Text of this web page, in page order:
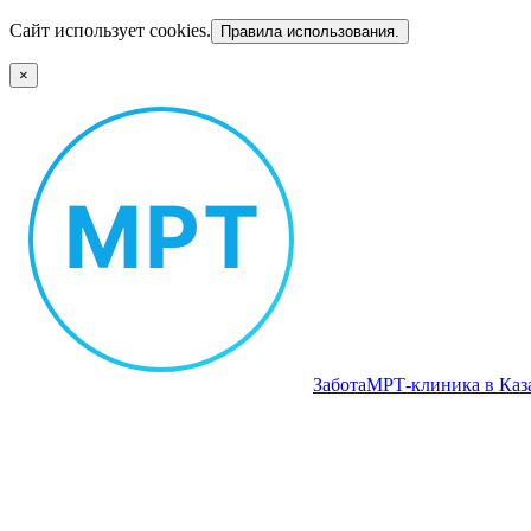
Сайт использует cookies. Правила использования.
×
ЗаботаМРТ‑клиника в